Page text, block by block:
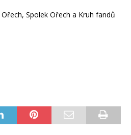
Spolek Ořech a Kruh fandů